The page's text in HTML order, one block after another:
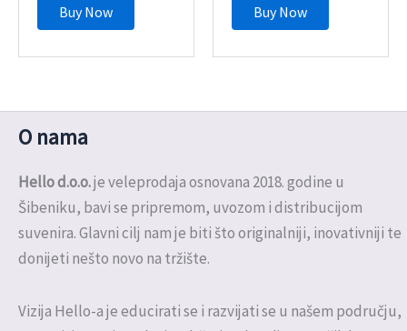
Buy Now Buy Now
O nama
Hello d.o.o.je veleprodaja osnovana 2018. godine u
Šibeniku, bavi se pripremom, uvozom i distribucijom
suvenira. Glavni cilj nam je biti što originalniji, inovativniji te
donijeti nešto novo na tržište.
Vizija Hello-a je educirati se i razvijati se u našem području,